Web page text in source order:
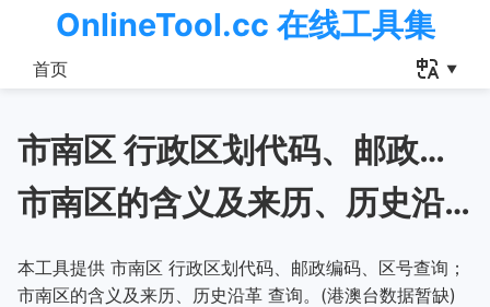
OnlineTool.cc 在线工具集
首页
市南区 行政区划代码、邮政编码、区号查询
市南区的含义及来历、历史沿革
本工具提供 市南区 行政区划代码、邮政编码、区号查询；
市南区的含义及来历、历史沿革 查询。(港澳台数据暂缺)